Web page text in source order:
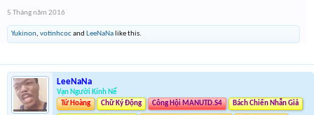
5 Tháng năm 2016
Yukinon, votinhcocand LeeNaNa like this.
LeeNaNa
Vạn Người Kính Nể
Tứ Hoàng
Chữ Ký Động Công Hội MANUTD.S4 Bách Chiến Nhẫn Giả